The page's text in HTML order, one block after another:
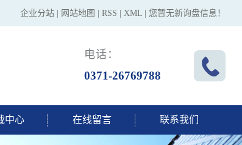
企业分站 网站地图 |RSS |XML |您暂无新询盘信息！
电话：
0371-26769788
中心 在线留言 联系我们